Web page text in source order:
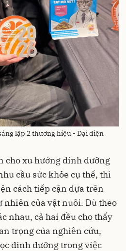
lập 2 thương hiệu - Đại diện
cho xu hướng dinh dưỡng
cầu sức khỏe cụ thể, thì
cách tiếp cận dựa trên
nhiên của vật nuôi. Dù theo
nhau, cả hai đều cho thấy
trọng của nghiên cứu,
dinh dưỡng trong việc